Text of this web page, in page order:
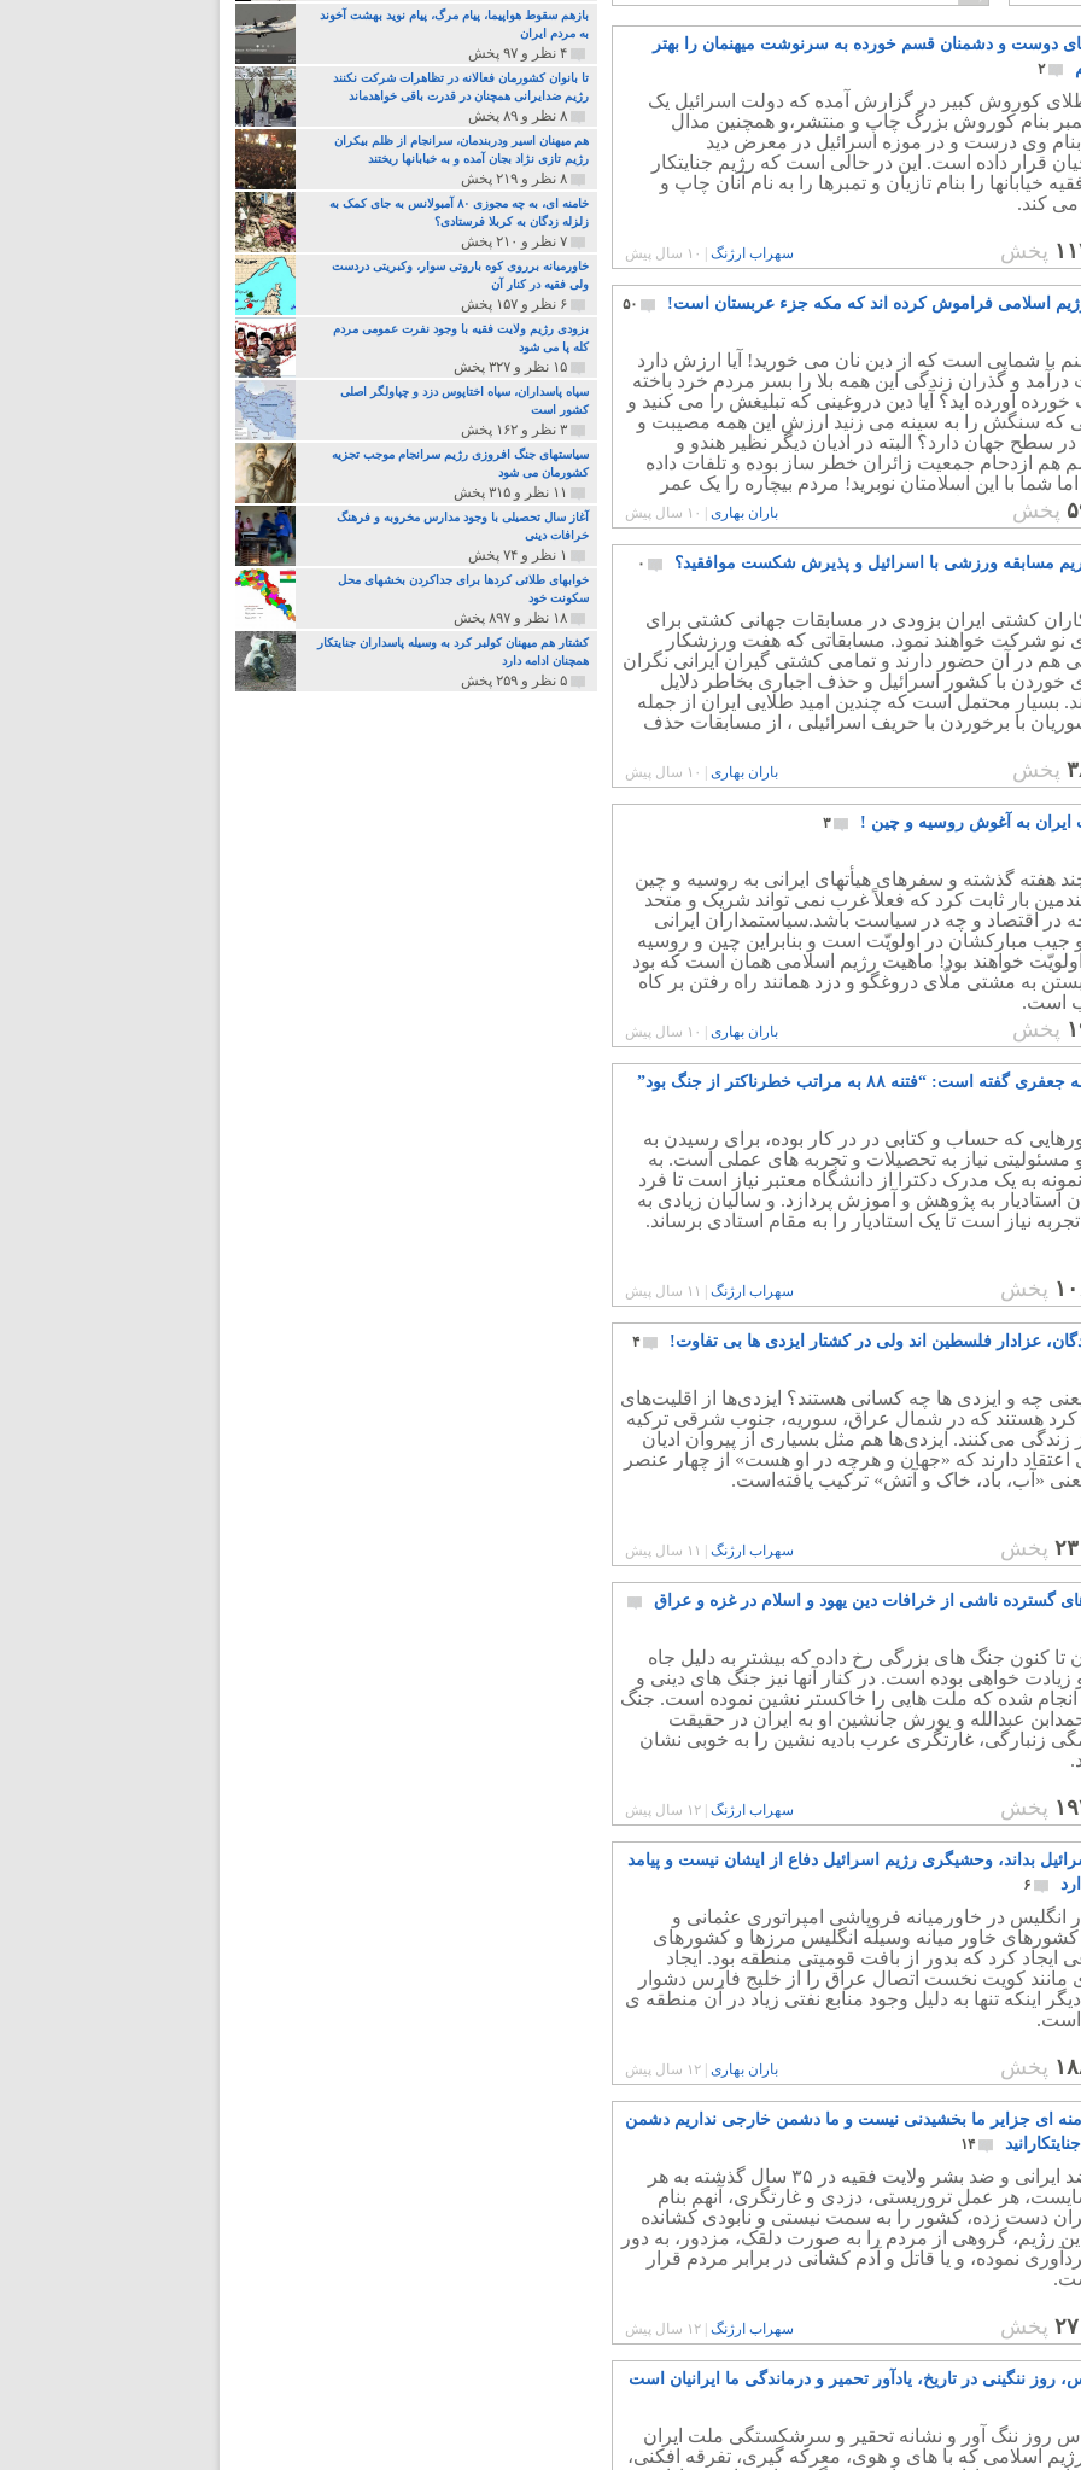
دوست و دشمنان قسم خورده به سرنوشت میهنمان را بهتر
۲
کوروش کبیر در گزارش آمده که دولت اسرائیل یک
بنام کوروش بزرگ چاپ و منتشر،و همچنین مدال
وی درست و در موزه اسرائیل در معرض دید
قرار داده است. این در حالی است که رژیم جنایتکار
خیابانها را بنام تازیان و تمبرها را به نام آنان چاپ و
کند.
پخش سهراب ارژنگ ۱۰ سال پیش
اسلامی فراموش کرده اند که مکه جزء عربستان است! ۵۰
با شمایی است که از دین نان می خورید! آیا ارزش دارد
درآمد و گذران زندگی این همه بلا را بسر مردم خرد باخته
آورده اید؟ آیا دین دروغینی که تبلیغش را می کنید و
که سنگش را به سینه می زنید ارزش این همه مصیبت و
سطح جهان دارد؟ البته در ادیان دیگر نظیر هندو و
هم ازدحام جمعیت زائران خطر ساز بوده و تلفات داده
شما با این اسلامتان نوبرید! مردم بیچاره را یک عمر
دهید که از راه دین به نانی برسید ، همین مردمی که
شما و خدای دروغین شما دل بسته اند.
پخش باران بهاری ۱۰ سال پیش
مسابقه ورزشی با اسرائیل و پذیرش شکست موافقید؟ ۰
کشتی ایران بزودی در مسابقات جهانی کشتی برای
نو شرکت خواهند نمود. مسابقاتی که هفت ورزشکار
هم در آن حضور دارند و تمامی کشتی گیران ایرانی نگران
خوردن با کشور اسرائیل و حذف اجباری بخاطر دلایل
بسیار محتمل است که چندین امید طلایی ایران از جمله
با برخوردن با حریف اسرائیلی ، از مسابقات حذف
پخش باران بهاری ۱۰ سال پیش
ایران به آغوش روسیه و چین ! ۳
هفته گذشته و سفرهای هیأتهای ایرانی به روسیه و چین
بار ثابت کرد که فعلاً غرب نمی تواند شریک و متحد
در اقتصاد و چه در سیاست باشد.سیاستمداران ایرانی
جیب مبارکشان در اولویّت است و بنابراین چین و روسیه
خواهند بود! ماهیت رژیم اسلامی همان است که بود
به مشتی ملّای دروغگو و دزد همانند راه رفتن بر کاه
است.
پخش باران بهاری ۱۰ سال پیش
است: “فتنه ۸۸ به مراتب خطرناکتر از جنگ بود”
که حساب و کتابی در در کار بوده، برای رسیدن به
مسئولیتی نیاز به تحصیلات و تجربه های عملی است. به
به یک مدرک دکترا از دانشگاه معتبر نیاز است تا فرد
استادیار به پژوهش و آموزش پردازد. و سالیان زیادی به
نیاز است تا یک استادیار را به مقام استادی برساند.
پخش سهراب ارژنگ ۱۱ سال پیش
عزادار فلسطین اند ولی در کشتار ایزدی ها بی تفاوت! ۴
چه و ایزدی ها چه کسانی هستند؟ ایزدی‌ها از اقلیت‌های
هستند که در شمال عراق، سوریه، جنوب شرقی ترکیه
زندگی می‌کنند. ایزدی‌ها هم مثل بسیاری از پیروان ادیان
اعتقاد دارند که «جهان و هرچه در او هست» از چهار عنصر
«آب، باد، خاک و آتش» ترکیب یافته‌است.
پخش سهراب ارژنگ ۱۱ سال پیش
گسترده ناشی از خرافات دین یهود و اسلام در غزه و عراق
تا کنون جنگ های بزرگی رخ داده که بیشتر به دلیل جاه
خواهی بوده است. در کنار آنها نیز جنگ های دینی و
شده که ملت هایی را خاکستر نشین نموده است. جنگ
عبدالله و یورش جانشین او به ایران در حقیقت
زنبارگی، غارتگری عرب بادیه نشین را به خوبی نشان
پخش سهراب ارژنگ ۱۲ سال پیش
بداند، وحشیگری رژیم اسرائیل دفاع از ایشان نیست و پیامد
۶
انگلیس در خاورمیانه فروپاشی امپراتوری عثمانی و
کشورهای خاور میانه وسیله انگلیس مرزها و کشورهای
ایجاد کرد که بدور از بافت قومیتی منطقه بود. ایجاد
کویت نخست اتصال عراق را از خلیج فارس دشوار
اینکه تنها به دلیل وجود منابع نفتی زیاد در آن منطقه ی
پخش باران بهاری ۱۲ سال پیش
ای جزایر ما بخشیدنی نیست و ما دشمن خارجی نداریم دشمن
۱۴
رژیم ضد ایرانی و ضد بشر ولایت فقیه در ۳۵ سال گذشته به هر
هر عمل تروریستی، دزدی و غارتگری، آنهم بنام
دست زده، کشور را به سمت نیستی و نابودی کشانده
رژیم، گروهی از مردم را به صورت دلقک، مزدور، به دور
نموده، و یا قاتل و آدم کشانی در برابر مردم قرار
پخش سهراب ارژنگ ۱۲ سال پیش
روز ننگینی در تاریخ، یادآور تحمیر و درماندگی ما ایرانیان است
روز ننگ آور و نشانه تحقیر و سرشکستگی ملت ایران
اسلامی که با های و هوی، معرکه گیری، تفرقه افکنی،
بازهم سقوط هواپیما، پیام مرگ، پیام نوید بهشت آخوند
به مردم ایران
۴ نظر و ۹۷ پخش
تا بانوان کشورمان فعالانه در تظاهرات شرکت نکنند
رژیم ضدایرانی همچنان در قدرت باقی خواهدماند
۸ نظر و ۸۹ پخش
هم میهنان اسیر ودربندمان، سرانجام از ظلم بیکران
رژیم تازی نژاد بجان آمده و به خبابانها ریختند
۸ نظر و ۲۱۹ پخش
خامنه ای، به چه مجوزی ۸۰ آمبولانس به جای کمک به
زلزله زدگان به کربلا فرستادی؟
۷ نظر و ۲۱۰ پخش
خاورمیانه برروی کوه باروتی سوار، وکبریتی دردست
ولی فقیه در کنار آن
۶ نظر و ۱۵۷ پخش
بزودی رژیم ولایت فقیه با وجود نفرت عمومی مردم
کله پا می شود
۱۵ نظر و ۳۲۷ پخش
سپاه پاسداران، سپاه اختاپوس دزد و چپاولگر اصلی
کشور است
۳ نظر و ۱۶۲ پخش
سیاستهای جنگ افروزی رژیم سرانجام موجب تجزیه
کشورمان می شود
۱۱ نظر و ۳۱۵ پخش
آغاز سال تحصیلی با وجود مدارس مخروبه و فرهنگ
خرافات دینی
۱ نظر و ۷۴ پخش
خوابهای طلائی کردها برای جداکردن بخشهای محل
سکونت خود
۱۸ نظر و ۸۹۷ پخش
کشتار هم میهنان کولبر کرد به وسیله پاسداران جنایتکار
همچنان ادامه دارد
۵ نظر و ۲۵۹ پخش